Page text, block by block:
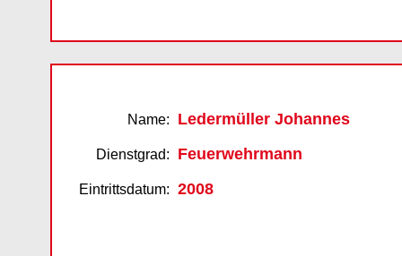
Name:
Dienstgrad:
Eintrittsdatum:
Ledermüller Johannes
Feuerwehrmann
2008